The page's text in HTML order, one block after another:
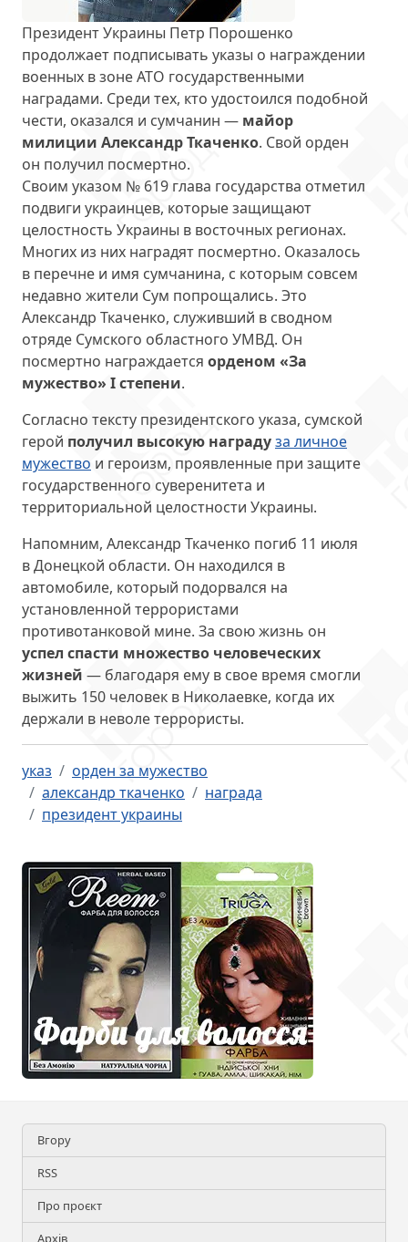
Президент Украины Петр Порошенко
продолжает подписывать указы о награждении
военных в зоне АТО государственными
наградами. Среди тех, кто удостоился подобной
чести, оказался и сумчанин — майор
милиции Александр Ткаченко. Свой орден
он получил посмертно.
Своим указом № 619 глава государства отметил
подвиги украинцев, которые защищают
целостность Украины в восточных регионах.
Многих из них наградят посмертно. Оказалось
в перечне и имя сумчанина, с которым совсем
недавно жители Сум попрощались. Это
Александр Ткаченко, служивший в сводном
отряде Сумского областного УМВД. Он
посмертно награждается орденом «За
мужество» I степени.
Согласно тексту президентского указа, сумской
герой получил высокую наградуза личное
мужество и героизм, проявленные при защите
государственного суверенитета и
территориальной целостности Украины.
Напомним, Александр Ткаченко погиб 11 июля
в Донецкой области. Он находился в
автомобиле, который подорвался на
установленной террористами
противотанковой мине. За свою жизнь он
успел спасти множество человеческих
жизней — благодаря ему в свое время смогли
выжить 150 человек в Николаевке, когда их
держали в неволе террористы.
указ
орден за мужество
александр ткаченко
награда
президент украины
Вгору
RSS
Про проєкт
Архів